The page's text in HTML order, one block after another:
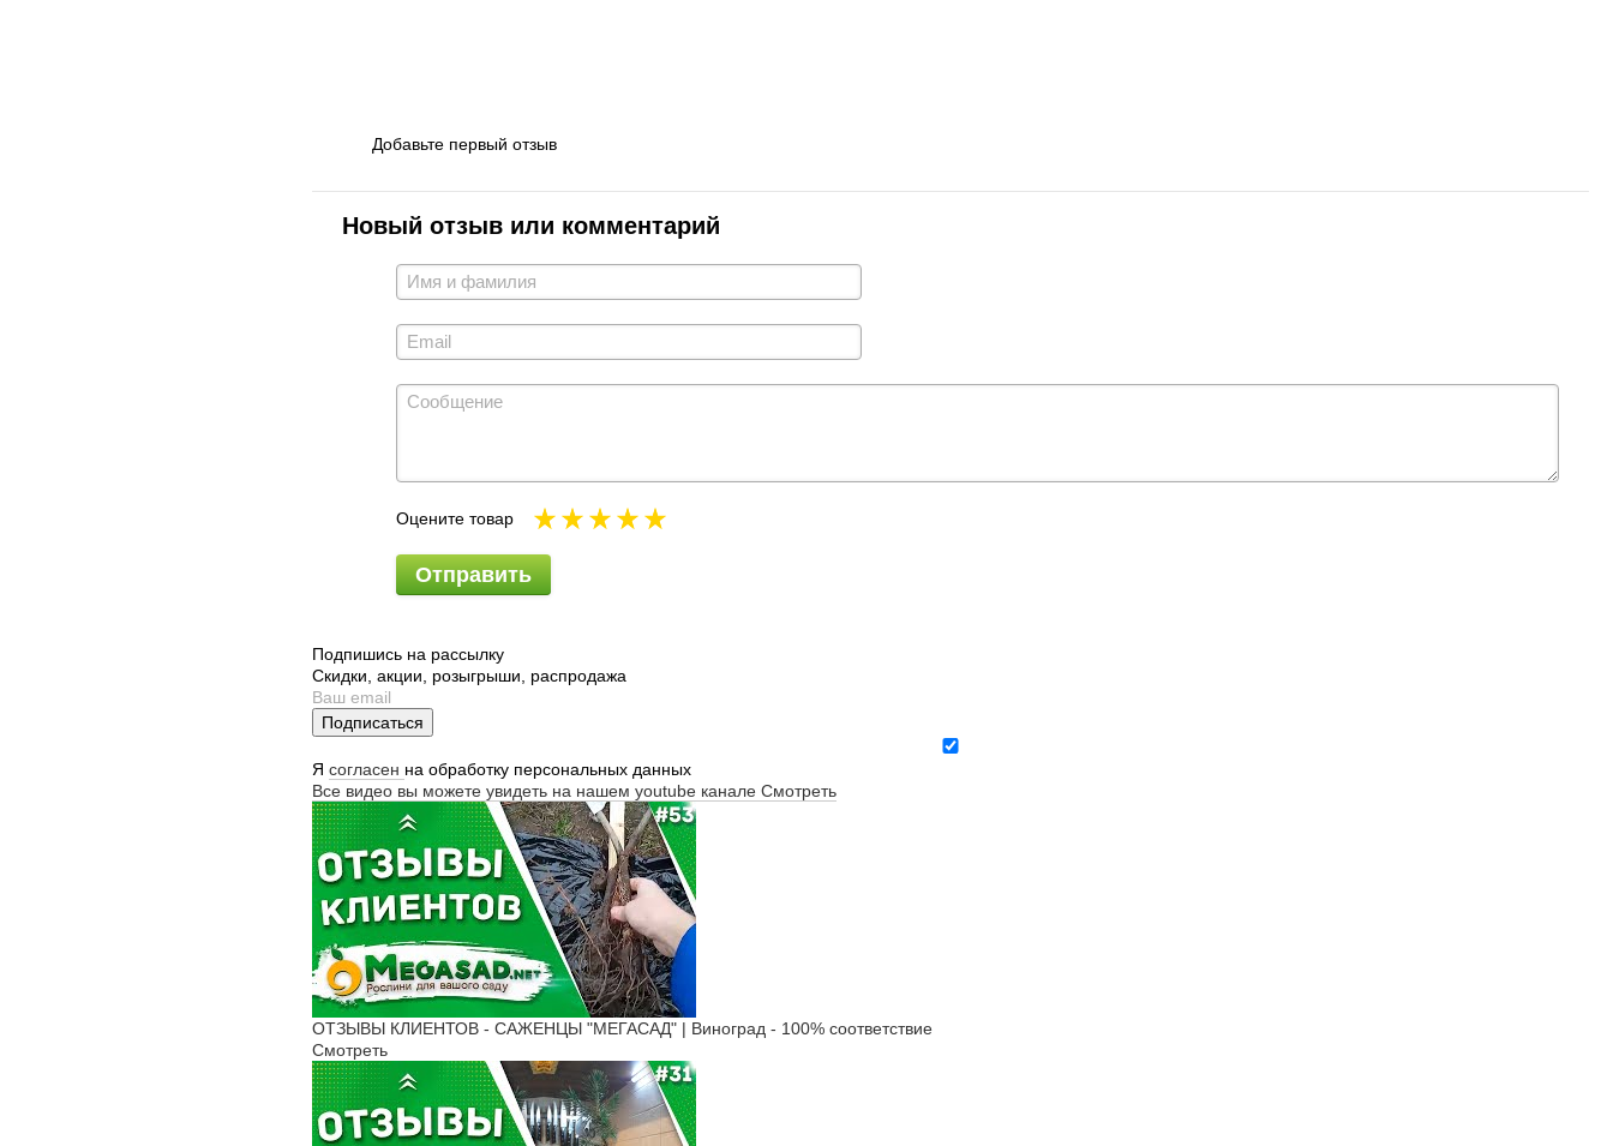
Добавьте первый отзыв
Новый отзыв или комментарий
Оцените товар
Отправить
Подпишись на рассылку
Скидки, акции, розыгрыши, распродажа
Подписаться
Я согласен на обработку персональных данных
Все видео вы можете увидеть на нашем youtube канале Смотреть
ОТЗЫВЫ КЛИЕНТОВ - САЖЕНЦЫ "МЕГАСАД" | Виноград - 100% соответствие
Смотреть